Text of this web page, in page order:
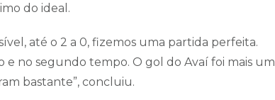
do ideal.
até o 2 a 0, fizemos uma partida perfeita.
no segundo tempo. O gol do Avaí foi mais um
bastante”, concluiu.